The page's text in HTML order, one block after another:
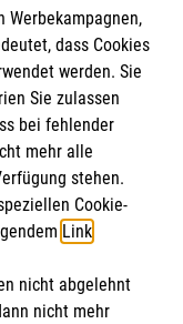
eG
Werbekampagnen,
dass Cookies
werden. Sie
Sie zulassen
bei fehlender
mehr alle
stehen.
Cookie-
Link.
nicht abgelehnt
nicht mehr